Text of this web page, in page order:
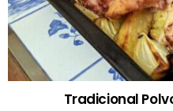
Tradicional